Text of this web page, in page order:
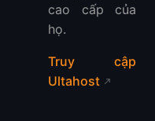
cao cấp của
họ.
Truy cập
Ultahost